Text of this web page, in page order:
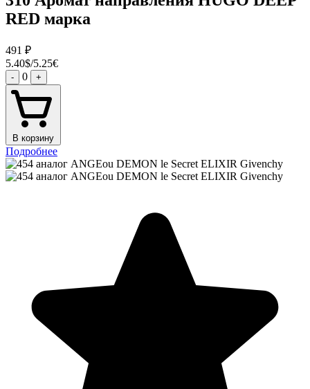
RED марка
491 ₽
5.40$/5.25€
- 0 +
В корзину
Подробнее